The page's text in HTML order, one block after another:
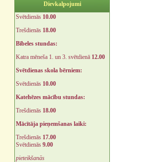
Dievkalpojumi
Svētdienās 10.00
Trešdienās 18.00
Bībeles stundas:
Katra mēneša 1. un 3. svētdienā 12.00
Svētdienas skola bērniem:
Svētdienās 10.00
Katehēzes mācību stundas:
Trešdienās 18.00
Mācītāja pieņemšanas laiki:
Trešdienās 17.00
Svētdienās 9.00
pieteikšanās